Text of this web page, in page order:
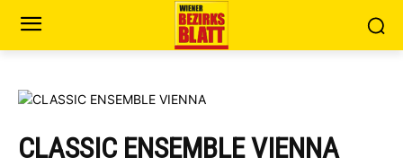
CLASSIC ENSEMBLE VIENNA